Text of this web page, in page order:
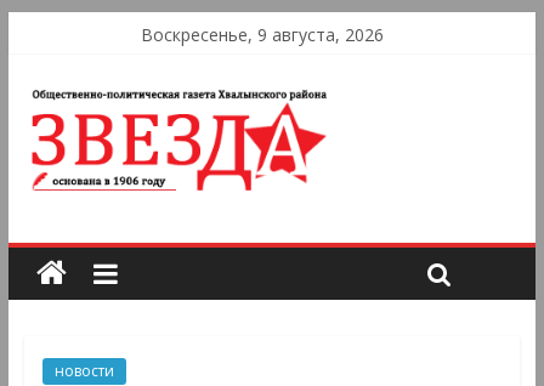
Воскресенье, 9 августа, 2026
новости